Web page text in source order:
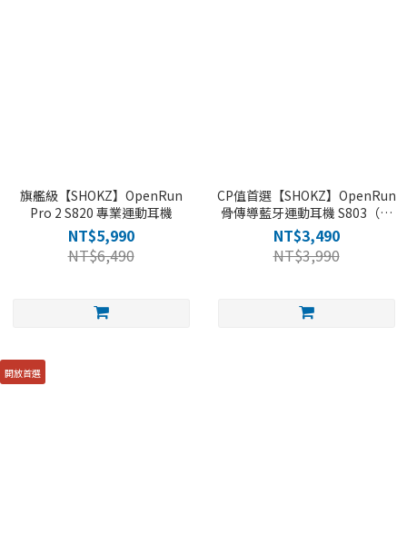
旗艦級【SHOKZ】OpenRun
Pro 2 S820 專業運動耳機
NT$5,990
NT$6,490
CP值首選【SHOKZ】OpenRun
骨傳導藍牙運動耳機 S803（四
色）
NT$3,490
NT$3,990
開放首選